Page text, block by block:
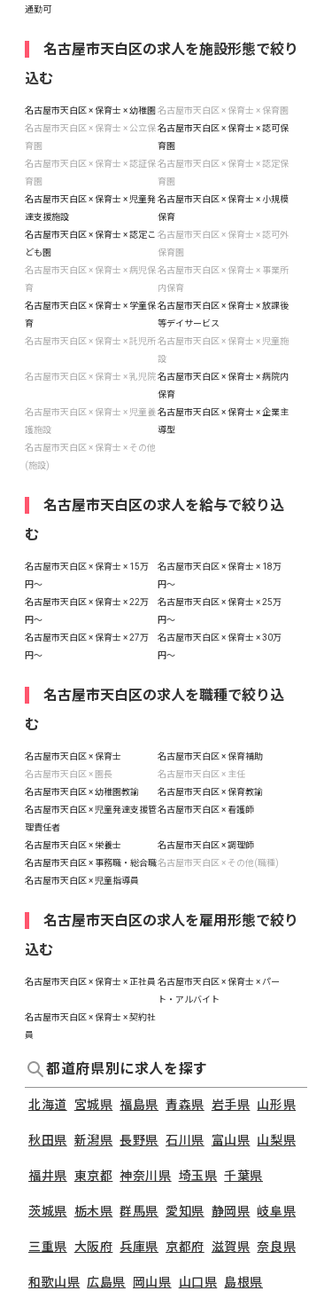
通勤可
名古屋市天白区の求人を施設形態で絞り
込む
名古屋市天白区 × 保育士 × 幼稚園 名古屋市天白区 × 保育士 × 保育園
名古屋市天白区 × 保育士 × 公立保
育園
名古屋市天白区 × 保育士 × 認可保
育園
名古屋市天白区 × 保育士 × 認証保
育園
名古屋市天白区 × 保育士 × 認定保
育園
名古屋市天白区 × 保育士 × 児童発
達支援施設
名古屋市天白区 × 保育士 × 小規模
保育
名古屋市天白区 × 保育士 × 認定こ
ども園
名古屋市天白区 × 保育士 × 認可外
保育園
名古屋市天白区 × 保育士 × 病児保
育
名古屋市天白区 × 保育士 × 事業所
内保育
名古屋市天白区 × 保育士 × 学童保
育
名古屋市天白区 × 保育士 × 放課後
等デイサービス
名古屋市天白区 × 保育士 × 託児所名古屋市天白区 × 保育士 × 児童施
設
名古屋市天白区 × 保育士 × 乳児院名古屋市天白区 × 保育士 × 病院内
保育
名古屋市天白区 × 保育士 × 児童養
護施設
名古屋市天白区 × 保育士 × 企業主
導型
名古屋市天白区 × 保育士 × その他
(施設)
名古屋市天白区の求人を給与で絞り込
む
名古屋市天白区 × 保育士 × 15万
円〜
名古屋市天白区 × 保育士 × 18万
円〜
名古屋市天白区 × 保育士 × 22万
円〜
名古屋市天白区 × 保育士 × 25万
円〜
名古屋市天白区 × 保育士 × 27万
円〜
名古屋市天白区 × 保育士 × 30万
円〜
名古屋市天白区の求人を職種で絞り込
む
名古屋市天白区 × 保育士
名古屋市天白区 × 保育補助
名古屋市天白区 × 園長
名古屋市天白区 × 主任
名古屋市天白区 × 幼稚園教諭
名古屋市天白区 × 保育教諭
名古屋市天白区 × 児童発達支援管
理責任者
名古屋市天白区 × 看護師
名古屋市天白区 × 栄養士
名古屋市天白区 × 調理師
名古屋市天白区 × 事務職・総合職名古屋市天白区 × その他(職種)
名古屋市天白区 × 児童指導員
名古屋市天白区の求人を雇用形態で絞り
込む
名古屋市天白区 × 保育士 × 正社員 名古屋市天白区 × 保育士 × パー
ト・アルバイト
名古屋市天白区 × 保育士 × 契約社
員
都道府県別に求人を探す
北海道 宮城県 福島県 青森県 岩手県 山形県
秋田県 新潟県 長野県 石川県 富山県 山梨県
福井県 東京都 神奈川県 埼玉県 千葉県
茨城県 栃木県 群馬県 愛知県 静岡県 岐阜県
三重県 大阪府 兵庫県 京都府 滋賀県 奈良県
和歌山県 広島県 岡山県 山口県 島根県